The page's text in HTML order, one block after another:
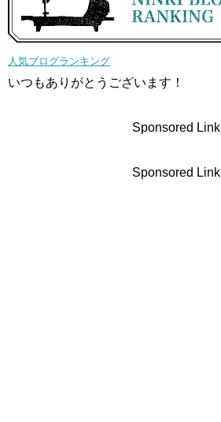
人気ブログランキング
いつもありがとうございます！
Sponsored Link
Sponsored Link